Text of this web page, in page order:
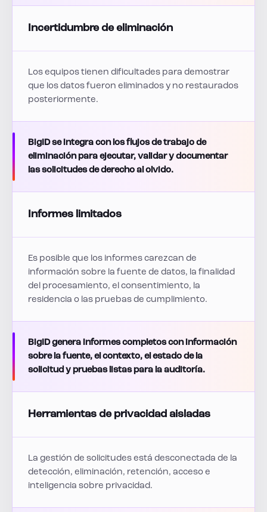
Incertidumbre de eliminación
Los equipos tienen dificultades para demostrar
que los datos fueron eliminados y no restaurados
posteriormente.
BigID se integra con los flujos de trabajo de
eliminación para ejecutar, validar y documentar
las solicitudes de derecho al olvido.
Informes limitados
Es posible que los informes carezcan de
información sobre la fuente de datos, la finalidad
del procesamiento, el consentimiento, la
residencia o las pruebas de cumplimiento.
BigID genera informes completos con información
sobre la fuente, el contexto, el estado de la
solicitud y pruebas listas para la auditoría.
Herramientas de privacidad aisladas
La gestión de solicitudes está desconectada de la
detección, eliminación, retención, acceso e
inteligencia sobre privacidad.